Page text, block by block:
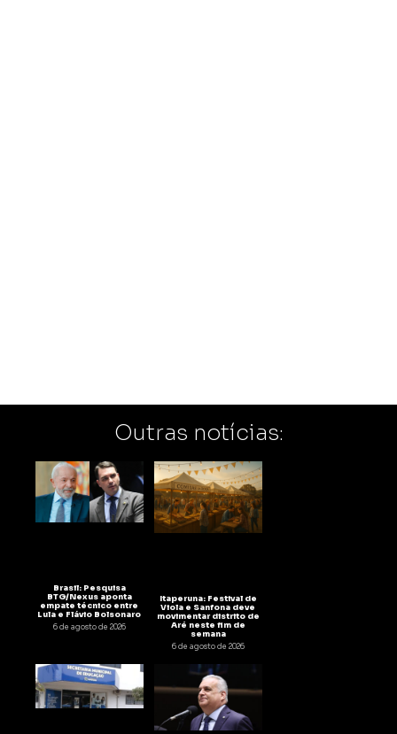
Outras notícias:
Brasil: Pesquisa
BTG/Nexus aponta
empate técnico entre
Lula e Flávio Bolsonaro
6 de agosto de 2026
Itaperuna: Festival de
Viola e Sanfona deve
movimentar distrito de
Aré neste fim de
semana
6 de agosto de 2026